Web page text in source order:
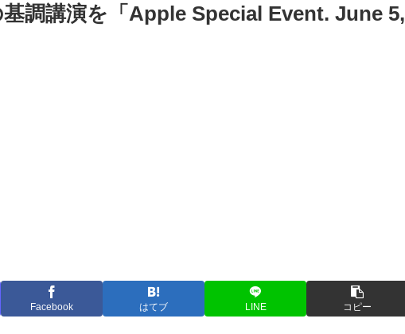
調講演を「Apple Special Event. June 5,
Facebook はてブ LINE コピー